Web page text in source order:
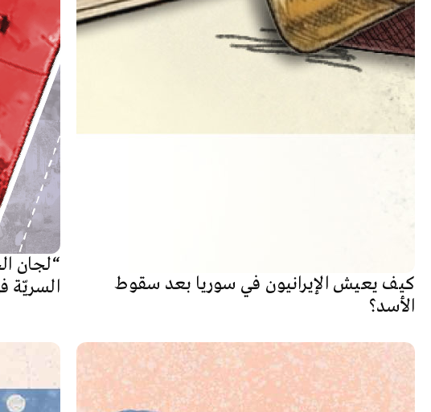
كيف يعيش الإيرانيون في سوريا بعد سقوط
الأسد؟
“لجان
السريّة